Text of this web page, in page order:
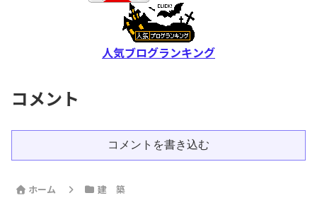
人気ブログランキング
コメント
コメントを書き込む
ホーム 建 築